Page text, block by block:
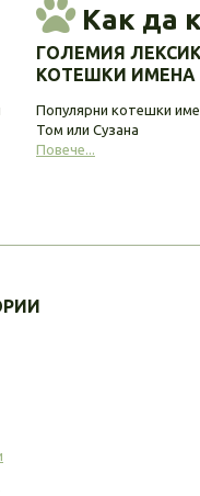
Как да
ГОЛЕМИЯ
КОТЕШКИ ИМЕНА
Популярни котешки
Том или Сузана
Повече...